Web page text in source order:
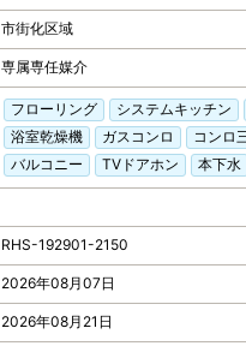
市街化区域
専属専任媒介
フローリング システムキッチン
浴室乾燥機
ガスコンロ
コンロ
バルコニー
TVドアホン 本下水
RHS-192901-2150
2026年08月07日
2026年08月21日